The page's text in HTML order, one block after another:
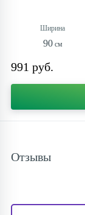
90
991 руб.
Отзывы